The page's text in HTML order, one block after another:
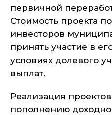
первичной
Стоимость проекта
инвесторов
принять участие в
условиях долевого
выплат.
Реализация
пополнению